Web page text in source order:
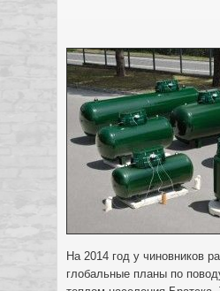
На 2014 год у чиновников
глобальные планы по